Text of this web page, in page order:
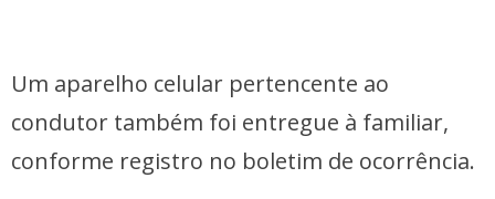
Um aparelho celular pertencente ao
condutor também foi entregue à familiar,
conforme registro no boletim de ocorrência.